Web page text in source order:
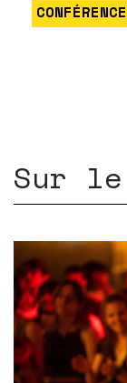
CONFÉRENCE
Sur le